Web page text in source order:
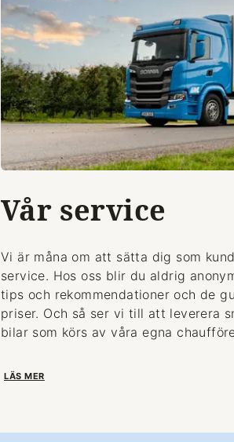
Vår service
Vi är måna om att sätta dig som
service. Hos oss blir du aldrig
tips och rekommendationer och de
priser. Och så ser vi till att leverera
bilar som körs av våra egna
LÄS MER